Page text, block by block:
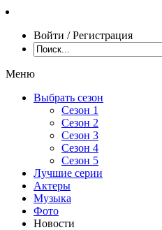
Войти / Регистрация
Меню
Выбрать сезон
Сезон 1
Сезон 2
Сезон 3
Сезон 4
Сезон 5
Лучшие серии
Актеры
Музыка
Фото
Новости